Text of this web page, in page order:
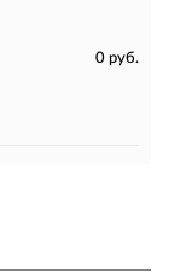
0 руб.